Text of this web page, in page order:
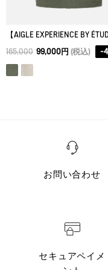
165,000 99,000円 (税込) -
お問い合わせ
セキュアペイメ